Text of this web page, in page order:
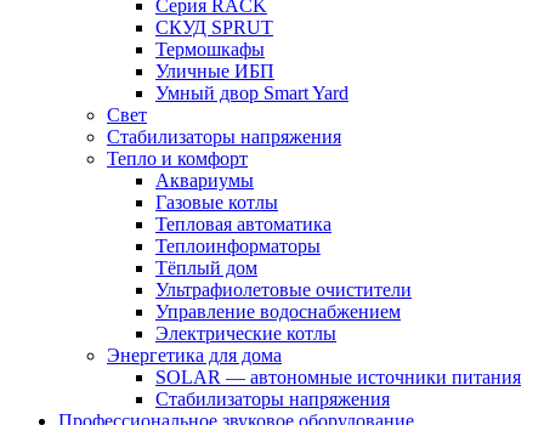
Серия RACK
СКУД SPRUT
Термошкафы
Уличные ИБП
Умный двор Smart Yard
Свет
Стабилизаторы напряжения
Тепло и комфорт
Аквариумы
Газовые котлы
Тепловая автоматика
Теплоинформаторы
Тёплый дом
Ультрафиолетовые очистители
Управление водоснабжением
Электрические котлы
Энергетика для дома
SOLAR — автономные источники питания
Стабилизаторы напряжения
Профессиональное звуковое оборудование